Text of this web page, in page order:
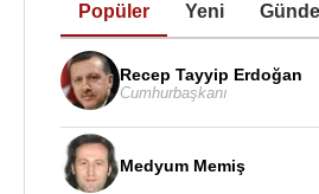
Popüler Yeni
Recep Tayyip Erdoğan
Cumhurbaşkanı
Medyum Memiş